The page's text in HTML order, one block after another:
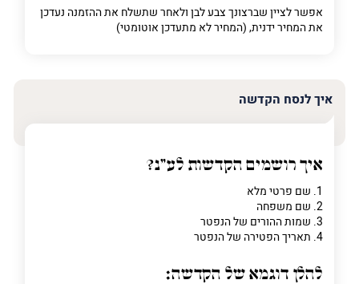
אפשר לציין שברצונך צבע לבן ולאחר שתשלח את ההזמנה נעדכן
את המחיר ידנית, (המחיר לא מתעדכן אוטומטי)
איך לנסח הקדשה
איך רושמים הקדשות לע"נ?
1. שם פרטי מלא
2. שם משפחה
3. שמות ההורים של הנפטר
4. תאריך הפטירה של הנפטר
להלן דוגמא של הקדשה: